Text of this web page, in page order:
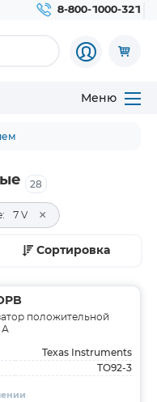
8-800-1000-321
Меню
28
7 V ×
Сортировка
положительной
А
Texas Instruments
TO92-3